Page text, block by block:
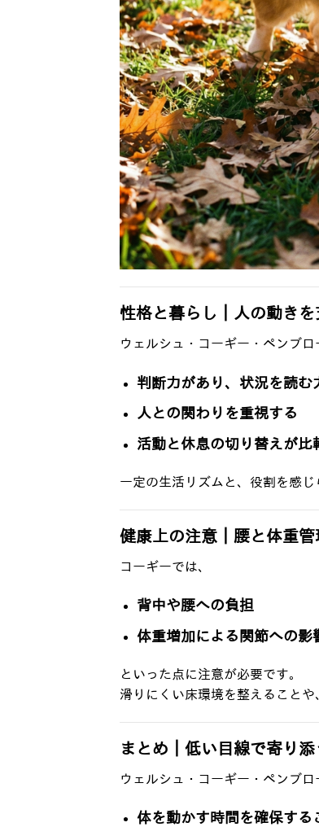
性格と暮らし｜人の動き
ウェルシュ・コーギー・ペンブ
判断力があり、状況を読む
人との関わりを重視する
活動と休息の切り替えが比
一定の生活リズムと、役割を感
健康上の注意｜腰と体重管
コーギーでは、
背中や腰への負担
体重増加による関節への影
といった点に注意が必要です。
滑りにくい床環境を整えること
まとめ｜低い目線で寄り
ウェルシュ・コーギー・ペンブ
体を動かす時間を確保する